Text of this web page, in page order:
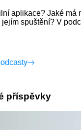
aplikace? Jaké má
spuštění? V
příspěvky